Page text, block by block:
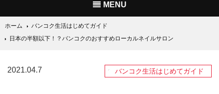
MENU
ホーム
バンコク生活はじめてガイド
日本の半額以下！？バンコクのおすすめローカルネイルサロン
2021.04.7 バンコク生活はじめてガイド